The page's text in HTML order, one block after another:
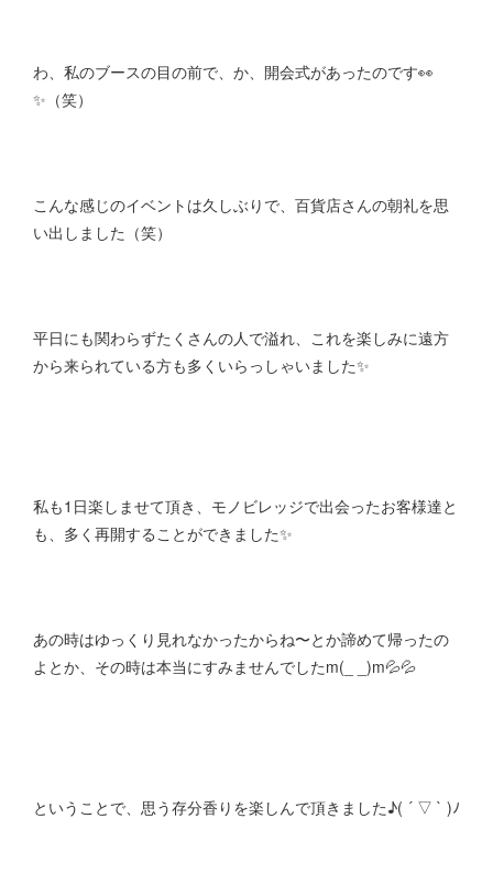
わ、私のブースの目の前で、か、開会式があったのです👀
✨（笑）
こんな感じのイベントは久しぶりで、百貨店さんの朝礼を思
い出しました（笑）
平日にも関わらずたくさんの人で溢れ、これを楽しみに遠方
から来られている方も多くいらっしゃいました✨
私も1日楽しませて頂き、モノビレッジで出会ったお客様達と
も、多く再開することができました✨
あの時はゆっくり見れなかったからね〜とか諦めて帰ったの
よとか、その時は本当にすみませんでしたm(_ _)m💦💦
ということで、思う存分香りを楽しんで頂きました♪( ´ ▽ ` )ﾉ